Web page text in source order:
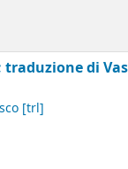
traduzione di
[trl]